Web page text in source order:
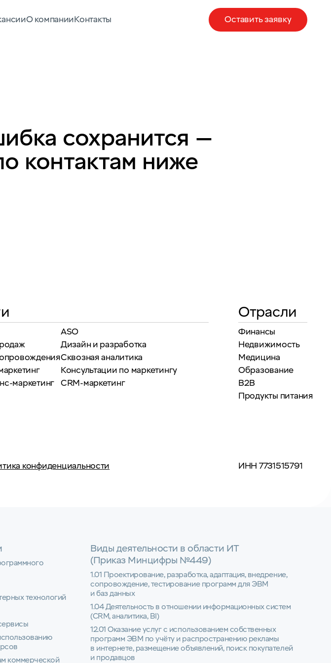
О компанииКонтакты Оставить заявку
сохранится —
контактам ниже
маркетинг
ASO
Дизайн и разработка
Сквозная аналитика
Консультации по маркетингу
CRM-маркетинг
Отрасли
Финансы
Недвижимость
Медицина
Образование
B2B
Продукты питания
конфиденциальности ИНН 7731515791
технологий
коммерческой
Виды деятельности в области ИТ
(Приказ Минцифры №449)
1.01 Проектирование, разработка, адаптация, внедрение,
сопровождение, тестирование программ для ЭВМ
и баз данных
1.04 Деятельность в отношении информационных систем
(CRM, аналитика, BI)
12.01 Оказание услуг с использованием собственных
программ ЭВМ по учёту и распространению рекламы
в интернете, размещение объявлений, поиск покупателей
и продавцов